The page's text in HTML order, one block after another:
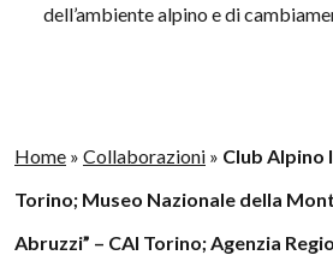
dell’ambiente alpino e di
Home » Collaborazioni » Club Alpino
Torino; Museo Nazionale della
Abruzzi” – CAI Torino; Agenzia